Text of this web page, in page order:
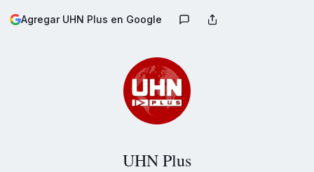
Agregar UHN Plus en Google
UHN Plus